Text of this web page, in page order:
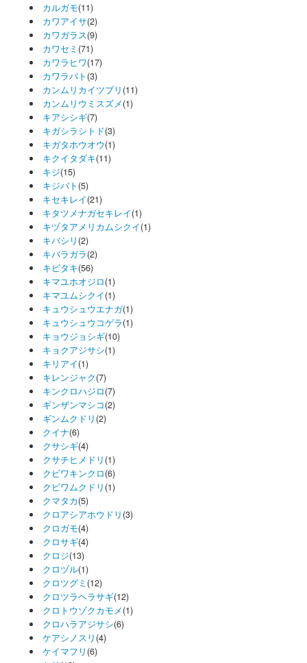
カルガモ(11)
カワアイサ(2)
カワガラス(9)
カワセミ (71)
カワラヒワ(17)
カワラバト (3)
カンムリカイツブリ (11)
カンムリウミスズメ(1)
キアシシギ(7)
キガシラシトド(3)
キガタホウオウ(1)
キクイタダキ(11)
キジ(15)
キジバト (5)
キセキレイ(21)
キタツメナガセキレイ(1)
キヅタアメリカムシクイ(1)
キバシリ (2)
キバラガラ(2)
キビタキ(56)
キマユホオジロ(1)
キマユムシクイ(1)
キュウシュウエナガ(1)
キュウシュウコゲラ(1)
キョウジョシギ(10)
キョクアジサシ(1)
キリアイ(1)
キレンジャク(7)
キンクロハジロ(7)
ギンザンマシコ(2)
ギンムクドリ (2)
クイナ(6)
クサシギ(4)
クサチヒメドリ (1)
クビワキンクロ(6)
クビワムクドリ (1)
クマタカ(5)
クロアシアホウドリ (3)
クロガモ(4)
クロサギ(4)
クロジ(13)
クロヅル(1)
クロツグミ (12)
クロツラヘラサギ(12)
クロトウゾクカモメ(1)
クロハラアジサシ(6)
ケアシノスリ (4)
ケイマフリ (6)